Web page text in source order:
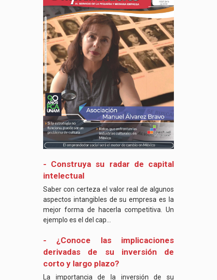
- Construya su radar de capital
intelectual
Saber con certeza el valor real de algunos
aspectos intangibles de su empresa es la
mejor forma de hacerla competitiva. Un
ejemplo es el del cap...
- ¿Conoce las implicaciones
derivadas de su inversión de
corto y largo plazo?
La importancia de la inversión de su